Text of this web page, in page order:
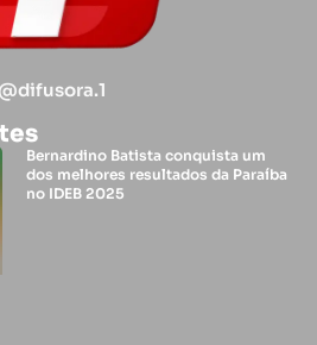
@difusora.1
Bernardino Batista conquista um
dos melhores resultados da Paraíba
no IDEB 2025